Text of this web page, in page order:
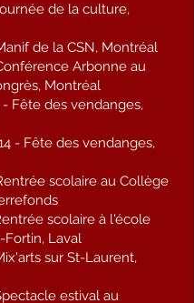
de la culture,
de la CSN, Montréal
Arbonne au
Montréal
Fête des vendanges,
- Fête des vendanges,
scolaire au Collège
scolaire à l'école
Laval
sur St-Laurent,
estival au